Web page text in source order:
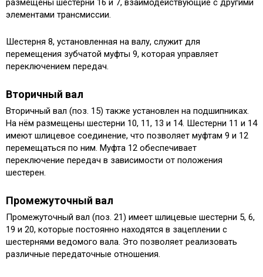
размещены шестерни 16 и 7, взаимодействующие с другими
элементами трансмиссии.
Шестерня 8, установленная на валу, служит для
перемещения зубчатой муфты 9, которая управляет
переключением передач.
Вторичный вал
Вторичный вал (поз. 15) также установлен на подшипниках.
На нём размещены шестерни 10, 11, 13 и 14. Шестерни 11 и 14
имеют шлицевое соединение, что позволяет муфтам 9 и 12
перемещаться по ним. Муфта 12 обеспечивает
переключение передач в зависимости от положения
шестерен.
Промежуточный вал
Промежуточный вал (поз. 21) имеет шлицевые шестерни 5, 6,
19 и 20, которые постоянно находятся в зацеплении с
шестернями ведомого вала. Это позволяет реализовать
различные передаточные отношения.